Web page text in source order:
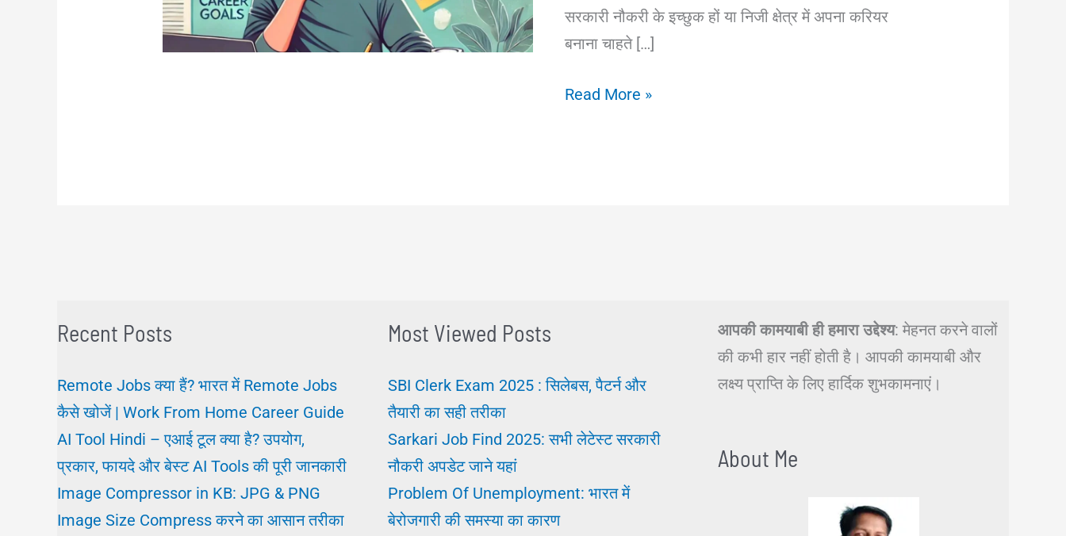
सरकारी नौकरी के इच्छुक हों या निजी क्षेत्र में अपना करियर
बनाना चाहते […]
Job
बनाएं?
Read More »
Recent Posts
Remote Jobs क्या हैं? भारत में Remote Jobs
कैसे खोजें | Work From Home Career Guide
AI Tool Hindi – एआई टूल क्या है? उपयोग,
प्रकार, फायदे और बेस्ट AI Tools की पूरी जानकारी
Image Compressor in KB: JPG & PNG
Image Size Compress करने का आसान तरीका
Most Viewed Posts
SBI Clerk Exam 2025 : सिलेबस, पैटर्न और
तैयारी का सही तरीका
Sarkari Job Find 2025: सभी लेटेस्ट सरकारी
नौकरी अपडेट जाने यहां
Problem Of Unemployment: भारत में
बेरोजगारी की समस्या का कारण
आपकी कामयाबी ही हमारा उद्देश्य: मेहनत करने वालों
की कभी हार नहीं होती है। आपकी कामयाबी और
लक्ष्य प्राप्ति के लिए हार्दिक शुभकामनाएं।
About Me